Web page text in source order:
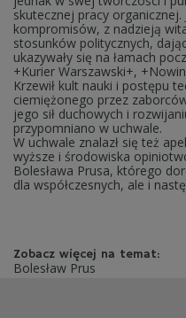
skutecznej pracy
kompromisów, z nadzieją
stosunków politycznych,
ukazywały się na łamach
+Kurier Warszawski+,
Krzewił kult nauki i postępu
ciemiężonego przez
jego sił duchowych i
przypomniano w uchwale.
W uchwale znalazł się też
wyższe i środowiska
Bolesława Prusa, którego
dla współczesnych, ale i
Zobacz więcej na temat:
Bolesław Prus